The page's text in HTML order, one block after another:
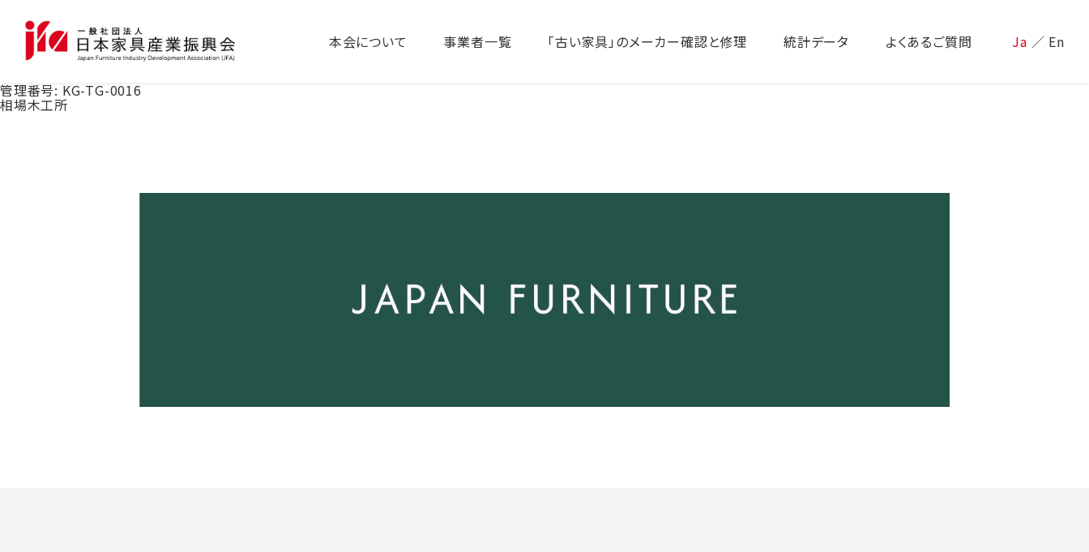
本会について 事業者一覧 「古い家具」のメーカー確認と修理 統計データ よくあるご質問 Ja ／ En
管理番号: KG-TG-0016
相場木工所